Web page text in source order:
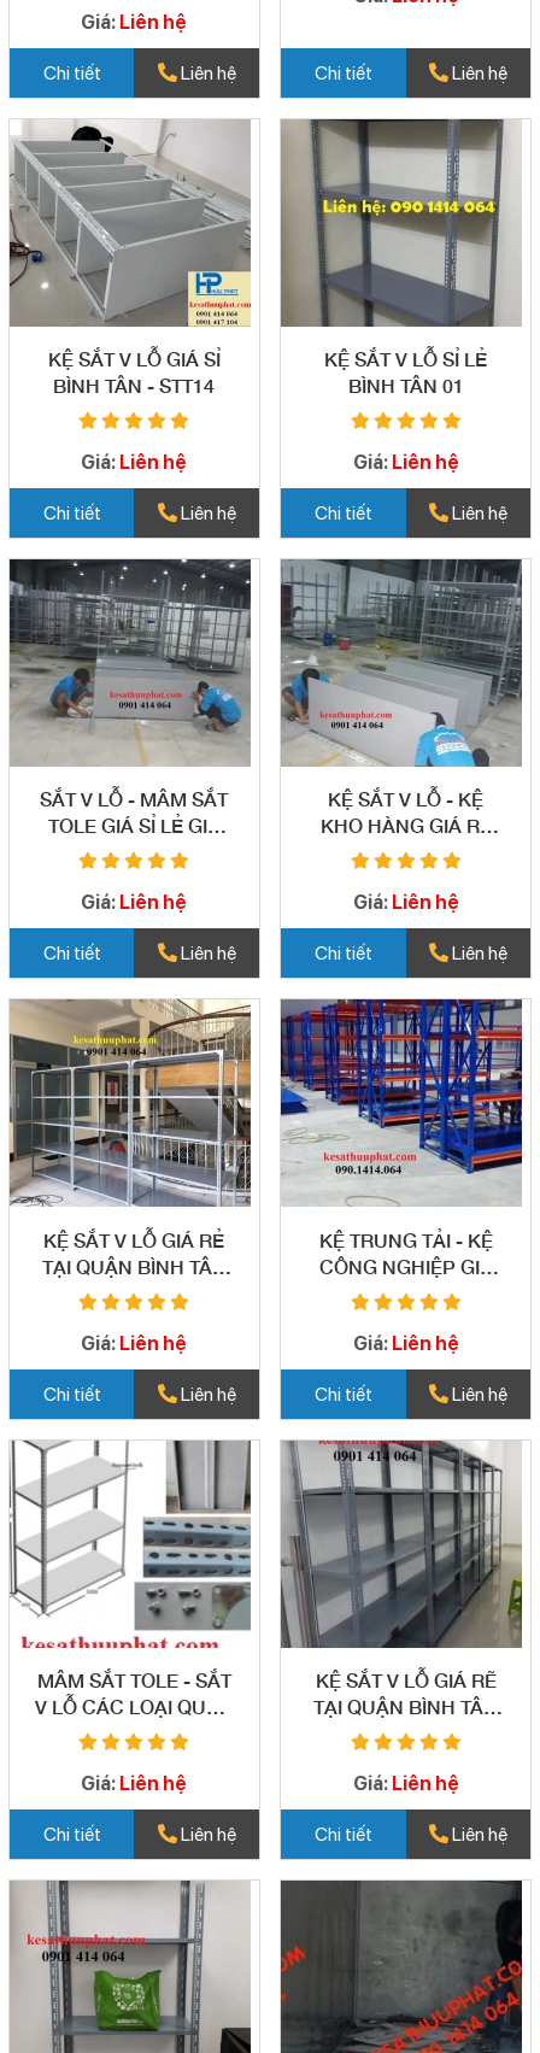
Giá: Liên hệ
Chi tiết Liên hệ Chi tiết Liên hệ
KỆ SẮT V LỖ GIÁ SỈ
BÌNH TÂN - STT14
Giá: Liên hệ
Chi tiết Liên hệ
KỆ SẮT V LỖ SỈ LẺ
BÌNH TÂN 01
Giá: Liên hệ
Chi tiết Liên hệ
SẮT V LỖ - MÂM SẮT
TOLE GIÁ SỈ LẺ GIÁ
RẺ BÌNH TÂN 02
Giá: Liên hệ
Chi tiết Liên hệ
KỆ SẮT V LỖ - KỆ
KHO HÀNG GIÁ RẺ
BÌNH TÂN 03
Giá: Liên hệ
Chi tiết Liên hệ
KỆ SẮT V LỖ GIÁ RẺ
TẠI QUẬN BÌNH TÂN
04
Giá: Liên hệ
Chi tiết Liên hệ
KỆ TRUNG TẢI - KỆ
CÔNG NGHIỆP GIÁ
RẺ QUẬN BÌNH TÂN -
Giá: Liên hệ
Chi tiết Liên hệ
MÂM SẮT TOLE - SẮT
V LỖ CÁC LOẠI QUẬN
BÌNH TÂN 06
Giá: Liên hệ
Chi tiết Liên hệ
KỆ SẮT V LỖ GIÁ RẼ
TẠI QUẬN BÌNH TÂN
07
Giá: Liên hệ
Chi tiết Liên hệ